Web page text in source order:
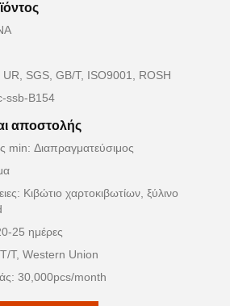
SGS, GB/T, ISO9001, ROSH
ssb-B154
αποστολής
min: Διαπραγματεύσιμος
Κιβώτιο χαρτοκιβωτίων, ξύλινο
25 ημέρες
T, Western Union
30,000pcs/month